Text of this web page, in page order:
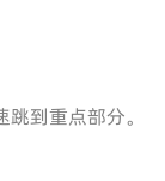
到重点部分。